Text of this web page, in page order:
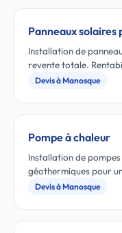
Panneaux
Installation de
revente totale.
Devis à Manosque
Pompe à chaleur
Installation de
géothermiques pour
Devis à Manosque